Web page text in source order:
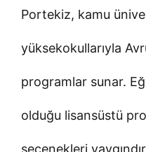
Portekiz, kamu
yüksekokullarıyla
programlar sunar.
olduğu lisansüstü
seçenekleri